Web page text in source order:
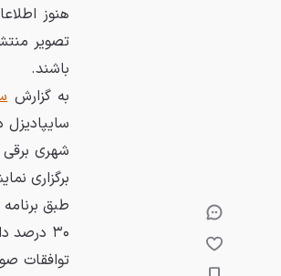
هنوز
تصویر
باشند.
به گزارش
برگزاری
طبق
۳۰